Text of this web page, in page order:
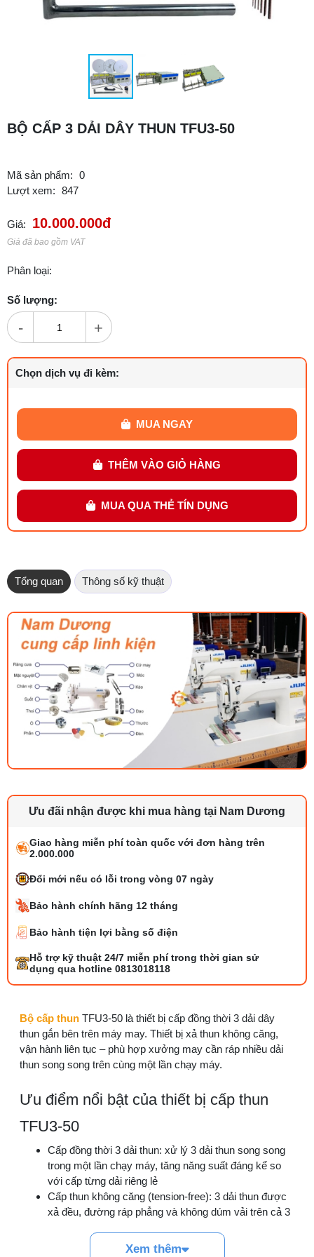
BỘ CẤP 3 DẢI DÂY THUN TFU3-50
Mã sản phẩm: 0
Lượt xem: 847
Giá: 10.000.000đ
Giá đã bao gồm VAT
Phân loại:
Số lượng:
- +
Chọn dịch vụ đi kèm:
MUA NGAY
THÊM VÀO GIỎ HÀNG
MUA QUA THẺ TÍN DỤNG
Tổng quan Thông số kỹ thuật
Ưu đãi nhận được khi mua hàng tại Nam Dương
Giao hàng miễn phí toàn quốc với đơn hàng trên
2.000.000
Đổi mới nếu có lỗi trong vòng 07 ngày
Bảo hành chính hãng 12 tháng
Bảo hành tiện lợi bằng số điện
Hỗ trợ kỹ thuật 24/7 miễn phí trong thời gian sử
dụng qua hotline 0813018118
Bộ cấp thun TFU3-50 là thiết bị cấp đồng thời 3 dải dây
thun gắn bên trên máy may. Thiết bị xả thun không căng,
vận hành liên tục – phù hợp xưởng may cần ráp nhiều dải
thun song song trên cùng một lần chạy máy.
Ưu điểm nổi bật của thiết bị cấp thun
TFU3-50
Cấp đồng thời 3 dải thun: xử lý 3 dải thun song song
trong một lần chạy máy, tăng năng suất đáng kể so
với cấp từng dải riêng lẻ
Cấp thun không căng (tension-free): 3 dải thun được
xả đều, đường ráp phẳng và không dúm vải trên cả 3
Gắn bên trên máy may: không chiếm diện tích bàn,
Xem thêm
Tổng hợp 6 loại kéo cắt vải ngành may
đáng mua
Đồng tiền máy may là gì? Hướng dẫn chỉnh
21/07/2026 09:08 AM
17/07/2026 08:20 AM
điểm lỗi chuẩn
05/08/2026 10:52 AM
Cách lắp kim máy vắt sổ đúng chiều tránh
bỏ mũi
03/08/2026 10:22 AM